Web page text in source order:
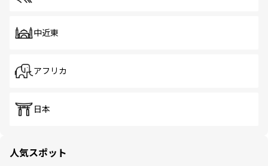
中近東
アフリカ
日本
人気スポット